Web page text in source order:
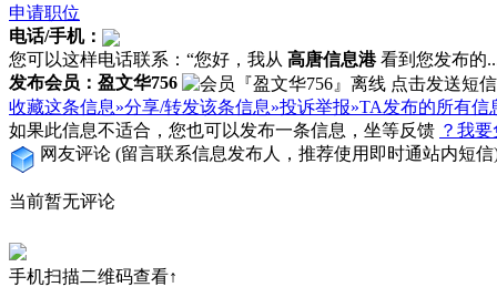
申请职位
电话/手机：
您可以这样电话联系：“您好，我从 高唐信息港看到您发布的
发布会员：盈文华756
收藏这条信息»分享/转发该条信息»投诉举报»TA发布的所有信
如果此信息不适合，您也可以发布一条信息，坐等反馈 ？我
网友评论 (留言联系信息发布人，推荐使用即时通站内短信
当前暂无评论
手机扫描二维码查看↑